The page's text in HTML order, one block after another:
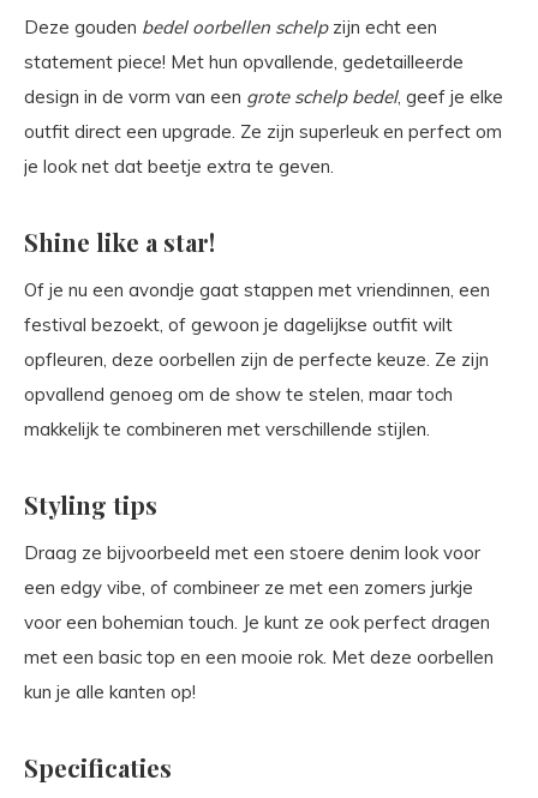
Deze gouden bedel oorbellen schelpzijn echt een
statement piece! Met hun opvallende, gedetailleerde
design in de vorm van een grote schelp bedel, geef je elke
outfit direct een upgrade. Ze zijn superleuk en perfect om
je look net dat beetje extra te geven.
Shine like a star!
Of je nu een avondje gaat stappen met vriendinnen, een
festival bezoekt, of gewoon je dagelijkse outfit wilt
opfleuren, deze oorbellen zijn de perfecte keuze. Ze zijn
opvallend genoeg om de show te stelen, maar toch
makkelijk te combineren met verschillende stijlen.
Styling tips
Draag ze bijvoorbeeld met een stoere denim look voor
een edgy vibe, of combineer ze met een zomers jurkje
voor een bohemian touch. Je kunt ze ook perfect dragen
met een basic top en een mooie rok. Met deze oorbellen
kun je alle kanten op!
Specificaties